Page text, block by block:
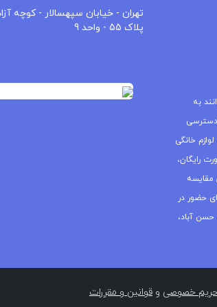
تهران - خیابان سپهسالار - کوچه
پلاک 55 - واحد 9
به
دسترسی
خانگی
رایگان،
مقایسه
حضور در
حسن آباد،
خصوصی و قوانین و مقررات